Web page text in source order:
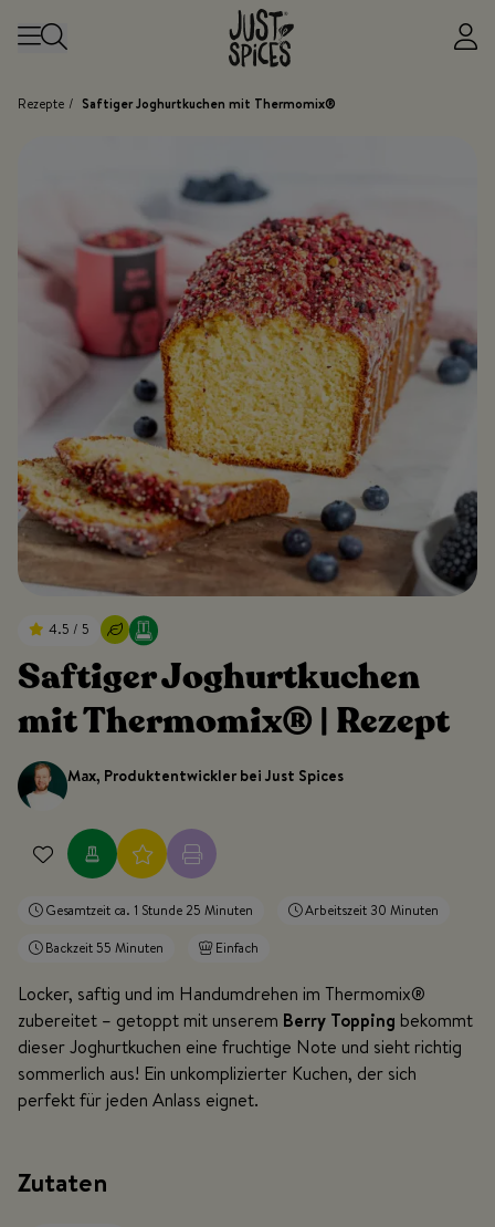
Rezepte / Saftiger Joghurtkuchen mit Thermomix®
4.5 / 5
Saftiger Joghurtkuchen
mit Thermomix® | Rezept
Max, Produktentwickler bei Just Spices
Gesamtzeit ca. 1 Stunde 25 Minuten
Arbeitszeit 30 Minuten
Backzeit 55 Minuten
Einfach
Locker, saftig und im Handumdrehen im Thermomix®
zubereitet – getoppt mit unserem Berry Topping bekommt
dieser Joghurtkuchen eine fruchtige Note und sieht richtig
sommerlich aus! Ein unkomplizierter Kuchen, der sich
perfekt für jeden Anlass eignet.
Zutaten